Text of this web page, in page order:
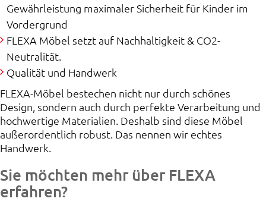
Gewährleistung maximaler Sicherheit für Kinder im
Vordergrund
FLEXA Möbel setzt auf Nachhaltigkeit & CO2-
Neutralität.
Qualität und Handwerk
FLEXA-Möbel bestechen nicht nur durch schönes
Design, sondern auch durch perfekte Verarbeitung und
hochwertige Materialien. Deshalb sind diese Möbel
außerordentlich robust. Das nennen wir echtes
Handwerk.
Sie möchten mehr über FLEXA
erfahren?